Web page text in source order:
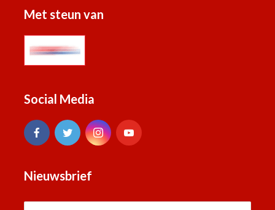
Met steun van
Social Media
Nieuwsbrief